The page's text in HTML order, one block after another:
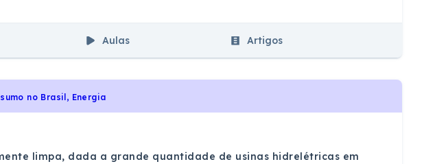
Aulas Artigos
no Brasil, Energia
limpa, dada a grande quantidade de usinas hidrelétricas em